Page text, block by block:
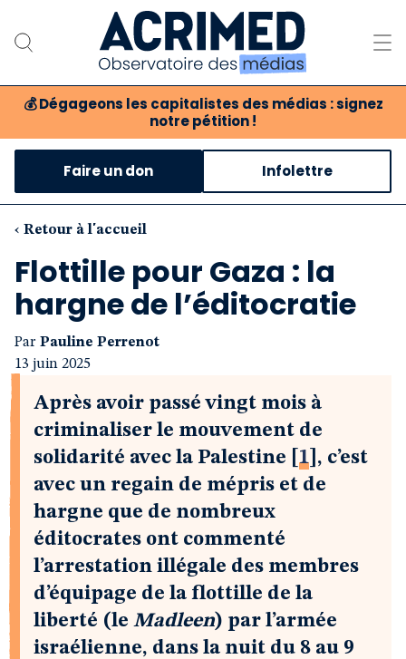
💰 Dégageons les capitalistes des médias : signez
notre pétition !
Notre association
Notre critique des médias
Nos propositions
Notre revue
Boutique
Faire un don Infolettre
‹ Retour à l'accueil
Flottille pour Gaza : la
hargne de l’éditocratie
Par Pauline Perrenot
13 juin 2025
Après avoir passé vingt mois à
criminaliser le mouvement de
solidarité avec la Palestine
1 , c’est
avec un regain de mépris et de
hargne que de nombreux
éditocrates ont commenté
l’arrestation illégale des membres
d’équipage de la flottille de la
liberté (le Madleen) par l’armée
israélienne, dans la nuit du 8 au 9